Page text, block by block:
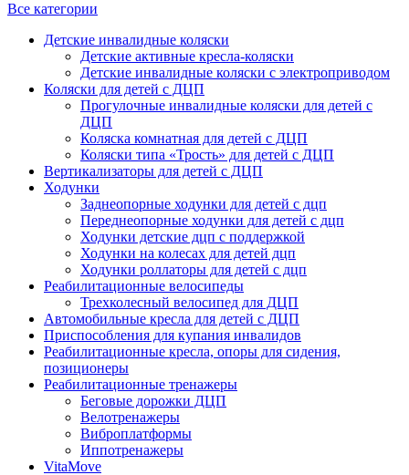
Все категории
Детские инвалидные коляски
Детские активные кресла-коляски
Детские инвалидные коляски с электроприводом
Коляски для детей с ДЦП
Прогулочные инвалидные коляски для детей с
ДЦП
Коляска комнатная для детей с ДЦП
Коляски типа «Трость» для детей с ДЦП
Вертикализаторы для детей с ДЦП
Ходунки
Заднеопорные ходунки для детей с дцп
Переднеопорные ходунки для детей с дцп
Ходунки детские дцп с поддержкой
Ходунки на колесах для детей дцп
Ходунки роллаторы для детей с дцп
Реабилитационные велосипеды
Трехколесный велосипед для ДЦП
Автомобильные кресла для детей с ДЦП
Приспособления для купания инвалидов
Реабилитационные кресла, опоры для сидения,
позиционеры
Реабилитационные тренажеры
Беговые дорожки ДЦП
Велотренажеры
Виброплатформы
Иппотренажеры
VitaMove